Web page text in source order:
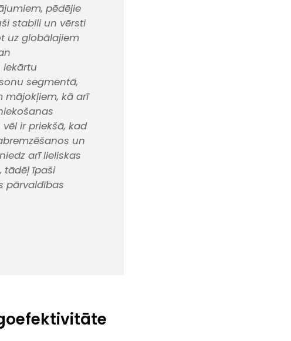
pēdējie
stabili un vērsti
uz globālajiem
iekārtu
segmentā,
mājokļiem, kā arī
ir priekšā, kad
un
arī lieliskas
tādēļ īpaši
pārvaldības